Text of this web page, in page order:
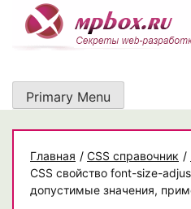
content
Primary Menu
Главная / CSS справочник /
CSS свойство font-size-
допустимые значения,